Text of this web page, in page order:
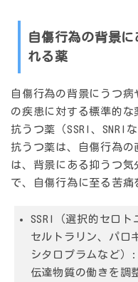
自傷行為の背景
れる薬
自傷行為の背景にうつ
の疾患に対する標準的な
抗うつ薬（SSRI、SNRI
抗うつ薬は、自傷行為の
は、背景にある抑うつ
で、自傷行為に至る苦痛
SSRI（選択的セロト
セルトラリン、パロ
シタロプラムなど）:
伝達物質の働きを調